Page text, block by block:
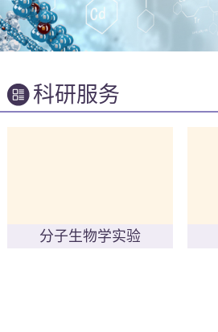
科研服务
分子生物学实验